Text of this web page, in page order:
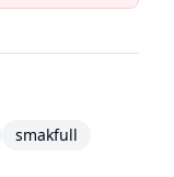
smakfull